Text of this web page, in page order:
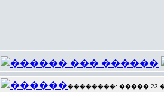
��������: ����� 23 ���